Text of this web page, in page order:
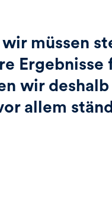
müssen
Ergebnisse
wir deshalb
allem